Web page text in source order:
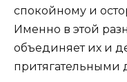
спокойному и
Именно в этой
объединяет их и
притягательными